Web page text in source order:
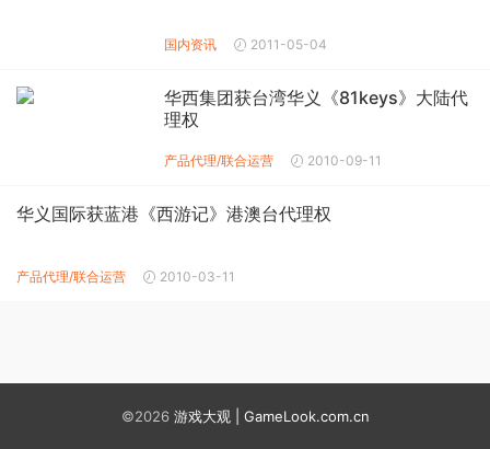
国内资讯 2011-05-04
华西集团获台湾华义《81keys》大陆代
理权
产品代理/联合运营 2010-09-11
华义国际获蓝港《西游记》港澳台代理权
产品代理/联合运营 2010-03-11
©2026 游戏大观 | GameLook.com.cn